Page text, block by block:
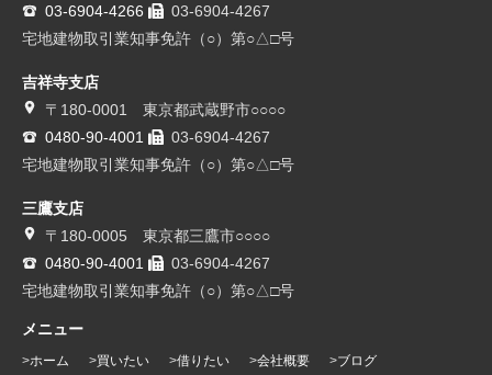
03-6904-4266
03-6904-4267
宅地建物取引業知事免許（○）第○△□号
吉祥寺支店
〒180-0001 東京都武蔵野市○○○○
0480-90-4001
03-6904-4267
宅地建物取引業知事免許（○）第○△□号
三鷹支店
〒180-0005 東京都三鷹市○○○○
0480-90-4001
03-6904-4267
宅地建物取引業知事免許（○）第○△□号
メニュー
ホーム 買いたい 借りたい 会社概要 ブログ